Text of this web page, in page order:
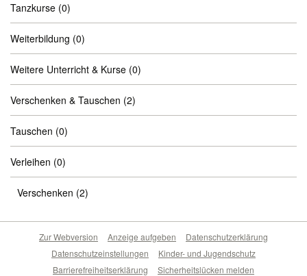
Tanzkurse (0)
Weiterbildung (0)
Weitere Unterricht & Kurse (0)
Verschenken & Tauschen (2)
Tauschen (0)
Verleihen (0)
Verschenken (2)
Zur Webversion Anzeige aufgeben
Datenschutzerklärung
Datenschutzeinstellungen
Kinder- und Jugendschutz
Barrierefreiheitserklärung
Sicherheitslücken melden